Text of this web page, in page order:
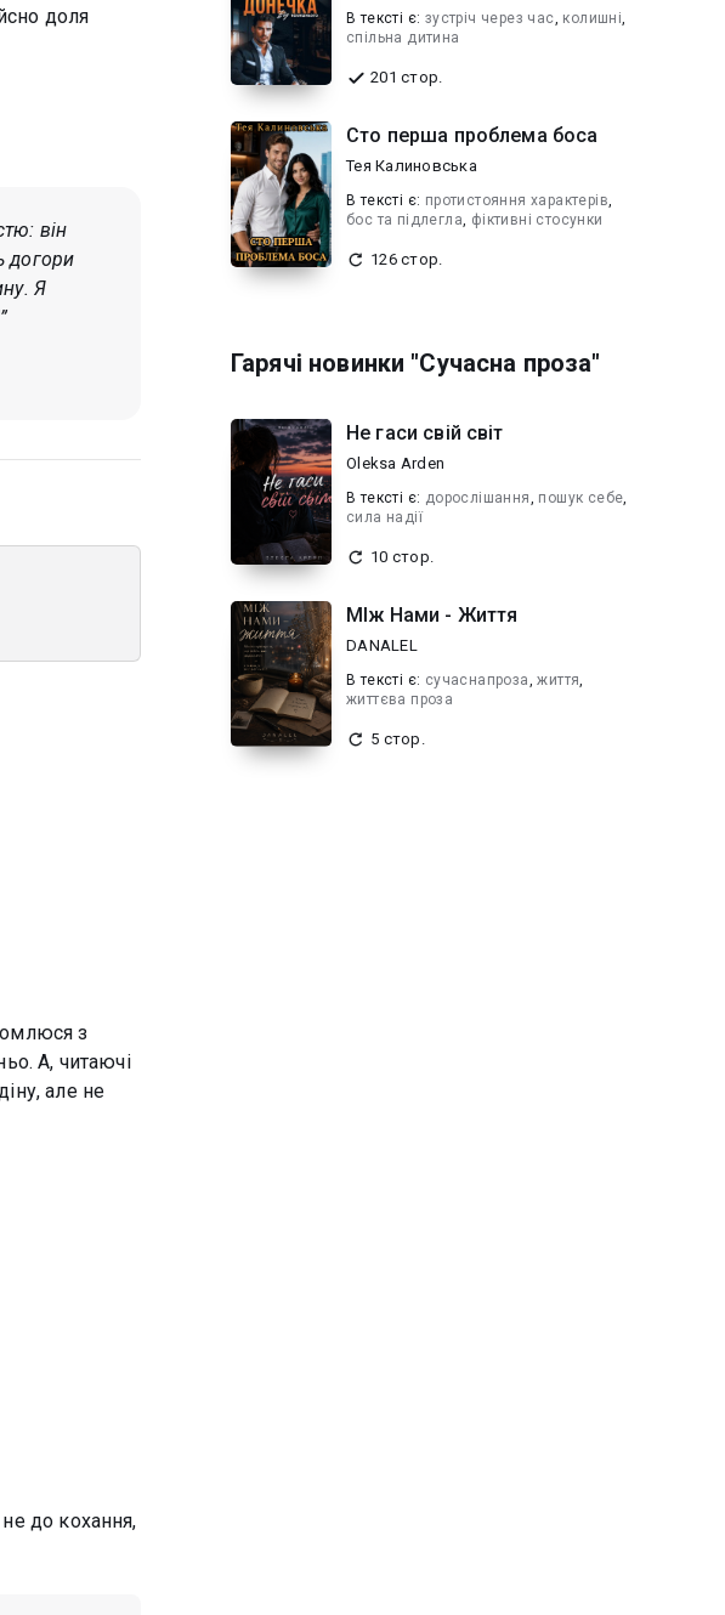
доля
він
догори
Я
з
А, читаючі
але не
до кохання,
В текcті є: зустріч через час, колишні,
спільна дитина
201 стор.
Сто перша проблема боса
Тея Калиновська
В текcті є: протистояння характерів,
бос та підлегла, фіктивні стосунки
126 стор.
Гарячі новинки "Сучасна проза"
Не гаси свій світ
Oleksa Arden
В текcті є: дорослішання, пошук себе,
сила надії
10 стор.
МІж Нами - Життя
DANALEL
В текcті є: сучаснапроза,життя,
життєва проза
5 стор.